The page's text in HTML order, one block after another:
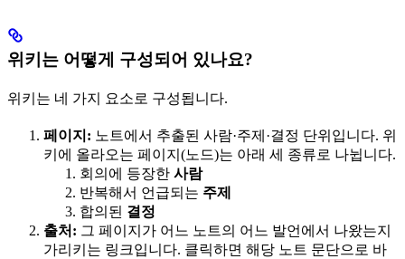
위키는 어떻게 구성되어 있나요?
위키는 네 가지 요소로 구성됩니다.
페이지: 노트에서 추출된 사람·주제·결정 단위입니다. 위
키에 올라오는 페이지(노드)는 아래 세 종류로 나뉩니다.
회의에 등장한 사람
반복해서 언급되는 주제
합의된 결정
출처: 그 페이지가 어느 노트의 어느 발언에서 나왔는지
가리키는 링크입니다. 클릭하면 해당 노트 문단으로 바